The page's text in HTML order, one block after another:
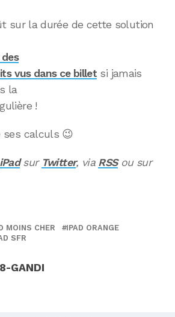
sur la durée de cette solution
vus dans ce billet si jamais
la
!
ses calculs 😉
iPadsur Twitter, via RSSou sur
MOINS CHER
IPAD ORANGE
SFR
GANDI